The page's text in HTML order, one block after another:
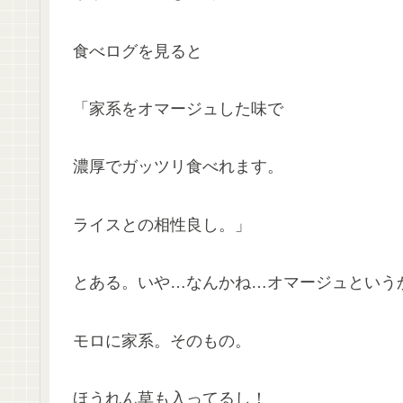
食べログを見ると
「家系をオマージュした味で
濃厚でガッツリ食べれます。
ライスとの相性良し。」
とある。いや…なんかね…オマージュという
モロに家系。そのもの。
ほうれん草も入ってるし！